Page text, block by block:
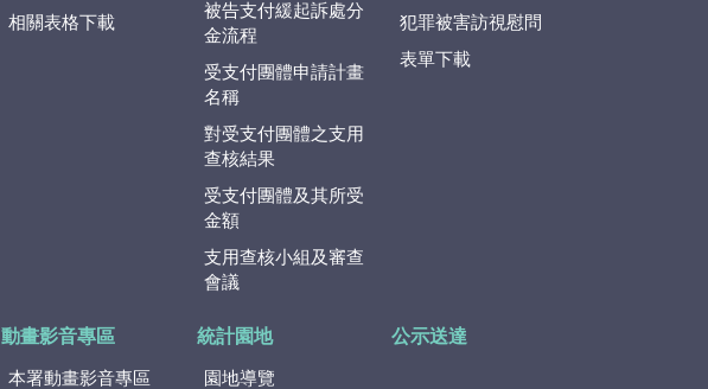
相關表格下載
被告支付緩起訴處分
金流程
受支付團體申請計畫
名稱
對受支付團體之支用
查核結果
受支付團體及其所受
金額
支用查核小組及審查
會議
犯罪被害訪視慰問
表單下載
動畫影音專區
本署動畫影音專區
統計園地
園地導覽
公示送達